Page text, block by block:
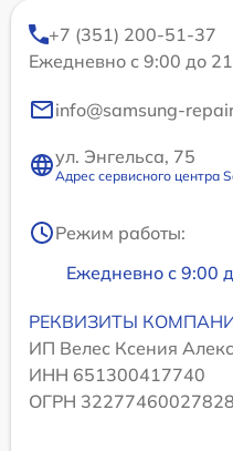
+7 (351) 200-51-37
Ежедневно с 9:00 до
info@samsung-
ул. Энгельса, 75
Адрес сервисного центра
Режим работы:
Ежедневно с 9:00
РЕКВИЗИТЫ
ИП Велес Ксения
ИНН 651300417740
ОГРН